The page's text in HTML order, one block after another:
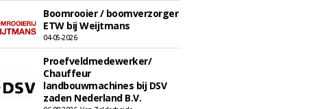
Boomrooier / boomverzorger
ETW bij Weijtmans
04-05-2026
Proefveldmedewerker/
Chauffeur
landbouwmachines bij DSV
zaden Nederland B.V.